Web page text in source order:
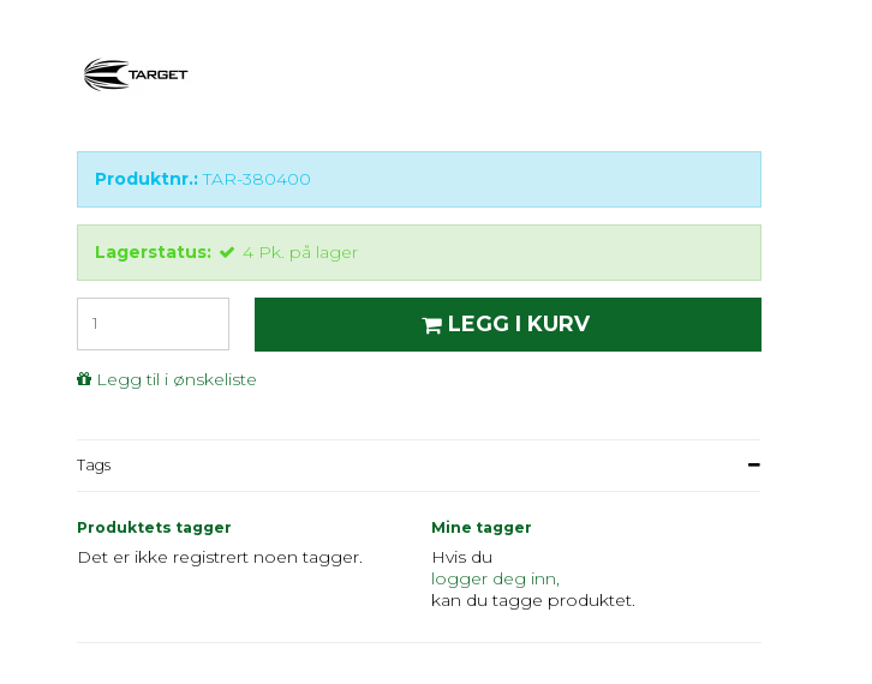
Produktnr.: TAR-380400
Lagerstatus: 4 Pk. på lager
LEGG I KURV
Legg til i ønskeliste
Tags
Produktets tagger
Det er ikke registrert noen tagger.
Mine tagger
Hvis du
logger deg inn,
kan du tagge produktet.